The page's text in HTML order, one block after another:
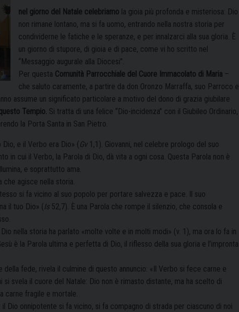
nel giorno del Natale celebriamo la gioia più profonda e misteriosa: Dio
non rimane lontano, ma si fa uomo, entrando nella nostra storia per
condividerne le fatiche e le speranze, e per innalzarci alla sua gloria. È
un giorno di stupore, di gioia e di pace, come vi ho scritto nel
“Messaggio augurale alla Diocesi”.
Per questa Comunità Parrocchiale del Cuore Immacolato di Maria –
che saluto caramente, a partire da don Oronzo Marraffa, suo Parroco e
assume un significato particolare a motivo del dono di grazia giubilare
Tempio. Si tratta di una felice “Dio-incidenza” con il Giubileo Ordinario,
la Porta Santa in San Pietro.
e il Verbo era Dio» ( Gv1,1). Giovanni, nel celebre prologo del suo
in cui il Verbo, la Parola di Dio, dà vita a ogni cosa. Questa Parola non è
e soprattutto ama.
che agisce nella storia.
si fa vicino al suo popolo per portare salvezza e pace. Il suo
il tuo Dio» ( Is 52,7). È una Parola che rompe il silenzio, che consola e
nella storia ha parlato «molte volte e in molti modi» (v. 1), ma ora lo fa in
è la Parola ultima e perfetta di Dio, il riflesso della sua gloria e l’impronta
della fede, rivela il culmine di questo annuncio: «Il Verbo si fece carne e
si svela il cuore del Natale: Dio non è rimasto distante, ma ha scelto di
carne fragile e mortale.
Dio onnipotente si fa vicino, si fa compagno di strada per ciascuno di noi